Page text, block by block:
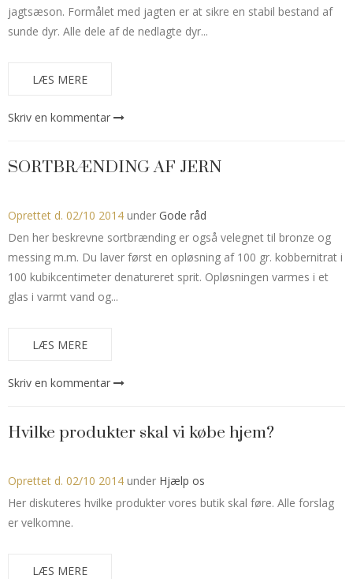
jagtsæson. Formålet med jagten er at sikre en stabil bestand af
sunde dyr. Alle dele af de nedlagte dyr...
LÆS MERE
Skriv en kommentar
SORTBRÆNDING AF JERN
Oprettet d. 02/10 2014 under Gode råd
Den her beskrevne sortbrænding er også velegnet til bronze og
messing m.m. Du laver først en opløsning af 100 gr. kobbernitrat i
100 kubikcentimeter denatureret sprit. Opløsningen varmes i et
glas i varmt vand og...
LÆS MERE
Skriv en kommentar
Hvilke produkter skal vi købe hjem?
Oprettet d. 02/10 2014 under Hjælp os
Her diskuteres hvilke produkter vores butik skal føre. Alle forslag
er velkomne.
LÆS MERE